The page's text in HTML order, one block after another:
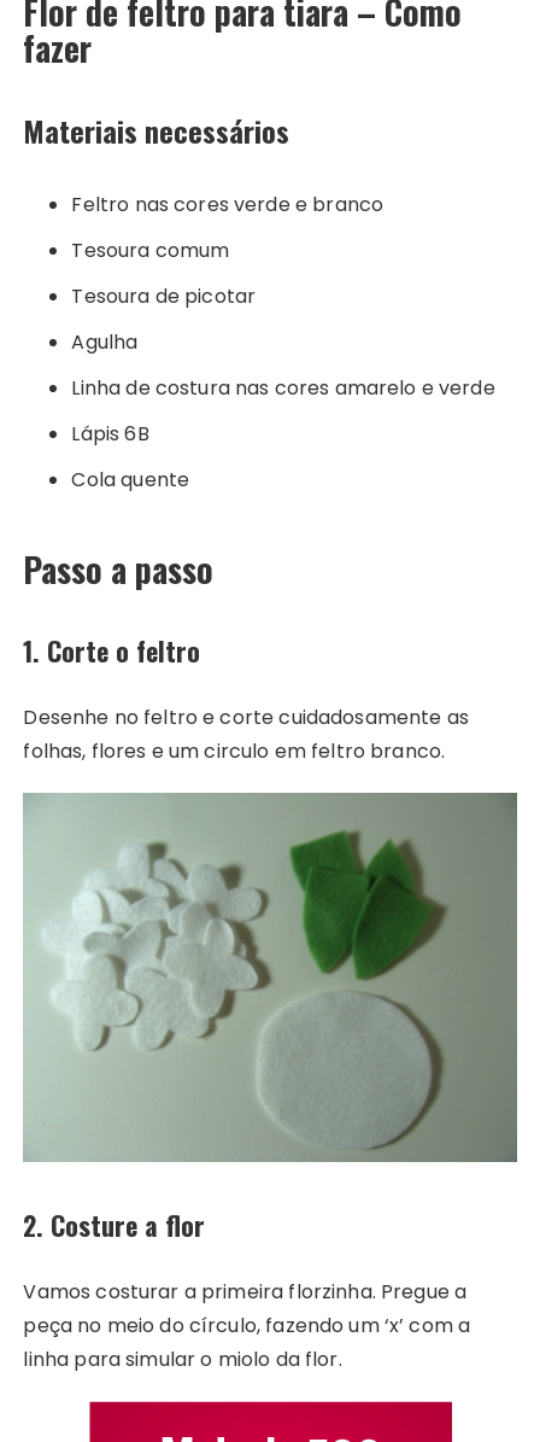
Flor de feltro para tiara – Como
fazer
Materiais necessários
Feltro nas cores verde e branco
Tesoura comum
Tesoura de picotar
Agulha
Linha de costura nas cores amarelo e verde
Lápis 6B
Cola quente
Passo a passo
1. Corte o feltro
Desenhe no feltro e corte cuidadosamente as
folhas, flores e um circulo em feltro branco.
2. Costure a flor
Vamos costurar a primeira florzinha. Pregue a
peça no meio do círculo, fazendo um ‘x’ com a
linha para simular o miolo da flor.